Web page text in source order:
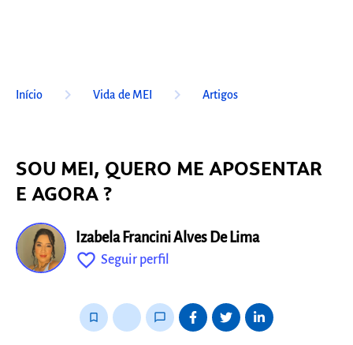
Início keyboard_arrow_right Vida de MEI keyboard_arrow_right Artigos
SOU MEI, QUERO ME APOSENTAR
E AGORA ?
Izabela Francini Alves De Lima
favorite_outline Seguir perfil
bookmark_border chat_bubble_outline